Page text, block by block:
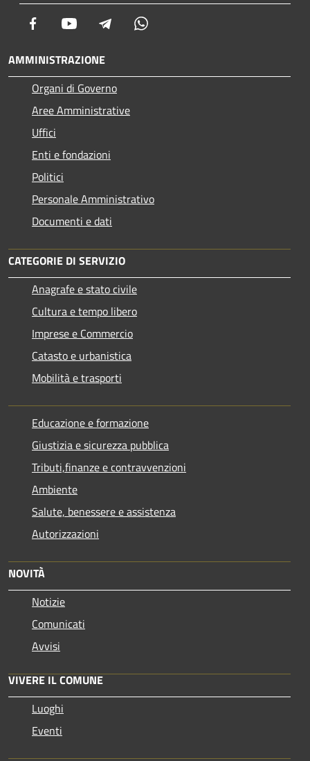
Facebook Youtube Telegram
AMMINISTRAZIONE
Organi di Governo
Aree Amministrative
Uffici
Enti e fondazioni
Politici
Personale Amministrativo
Documenti e dati
CATEGORIE DI SERVIZIO
Anagrafe e stato civile
Cultura e tempo libero
Imprese e Commercio
Catasto e urbanistica
Mobilità e trasporti
Educazione e formazione
Giustizia e sicurezza pubblica
Tributi,finanze e contravvenzioni
Ambiente
Salute, benessere e assistenza
Autorizzazioni
NOVITÀ
Notizie
Comunicati
Avvisi
VIVERE IL COMUNE
Luoghi
Eventi